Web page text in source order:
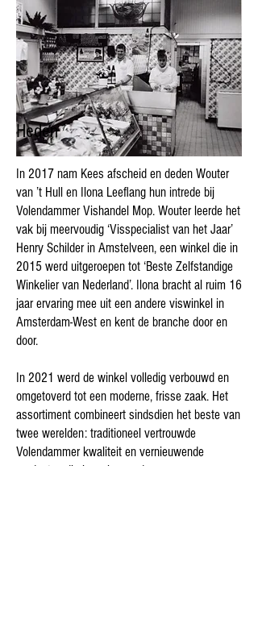
Heden
In 2017 nam Kees afscheid en deden Wouter
van ’t Hull en Ilona Leeflang hun intrede bij
Volendammer Vishandel Mop. Wouter leerde het
vak bij meervoudig ‘Visspecialist van het Jaar’
Henry Schilder in Amstelveen, een winkel die in
2015 werd uitgeroepen tot ‘Beste Zelfstandige
Winkelier van Nederland’. Ilona bracht al ruim 16
jaar ervaring mee uit een andere viswinkel in
Amsterdam-West en kent de branche door en
door.
In 2021 werd de winkel volledig verbouwd en
omgetoverd tot een moderne, frisse zaak. Het
assortiment combineert sindsdien het beste van
twee werelden: traditioneel vertrouwde
Volendammer kwaliteit en vernieuwende
producten die inspelen op de wensen van nu.